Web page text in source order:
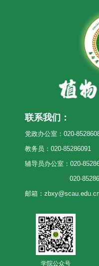
联系我们：
党政办公室：020-
教务员：020-85286091
辅导员办公室：020-
020-
邮箱：
学院公众号